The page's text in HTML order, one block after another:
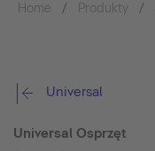
Home Produkty
Universal
Universal Osprzęt